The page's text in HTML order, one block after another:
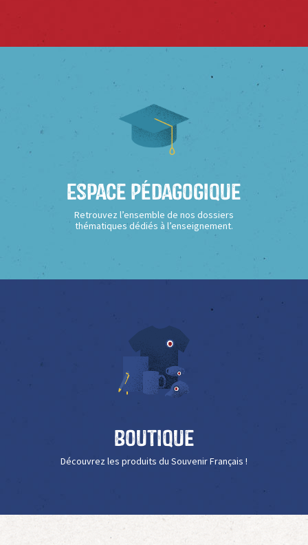
Espace Pédagogique
Retrouvez l’ensemble de nos dossiers
thématiques dédiés à l’enseignement.
Boutique
Découvrez les produits du Souvenir Français !